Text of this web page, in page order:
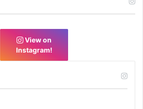
View on
Instagram!